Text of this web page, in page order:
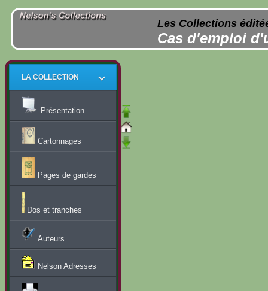
Les Collections
Cas d'emploi
LA COLLECTION
Présentation
Cartonnages
Pages de gardes
Dos et tranches
Auteurs
Nelson Adresses